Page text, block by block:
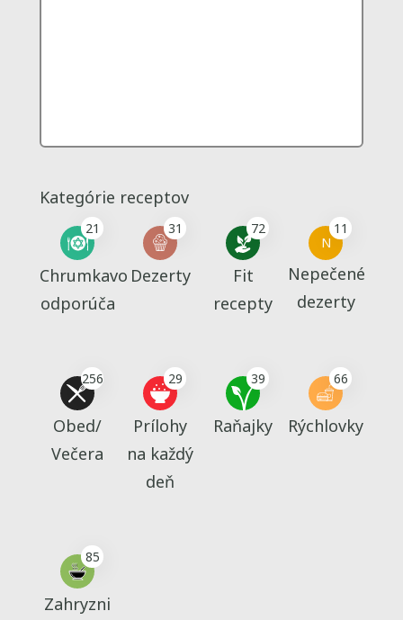
Kategórie receptov
21
Chrumkavo
odporúča
31
Dezerty
72
Fit
recepty
N
11
Nepečené
dezerty
256
Obed/
Večera
29
Prílohy
na každý
deň
39
Raňajky
66
Rýchlovky
85
Zahryzni